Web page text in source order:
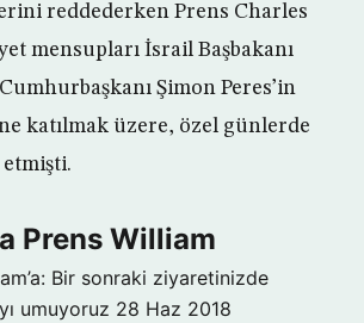
reddederken Prens Charles
mensupları İsrail Başbakanı
Şimon Peres’in
katılmak üzere, özel günlerde
Prens William
Bir sonraki ziyaretinizde
umuyoruz 28 Haz 2018